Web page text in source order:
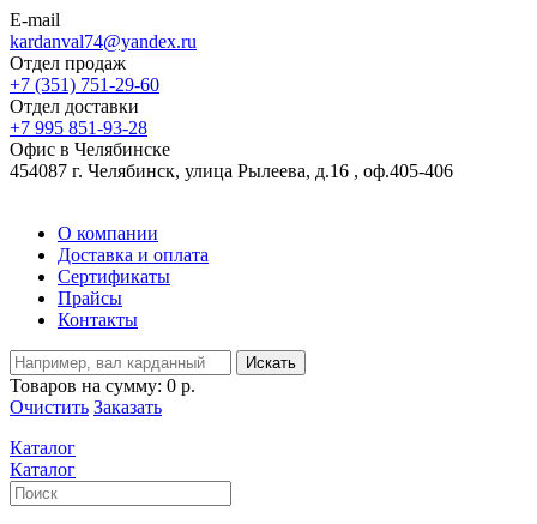
E-mail
kardanval74@yandex.ru
Отдел продаж
+7 (351) 751-29-60
Отдел доставки
+7 995 851-93-28
Офис в Челябинске
454087 г. Челябинск, улица Рылеева, д.16 , оф.405-406
О компании
Доставка и оплата
Сертификаты
Прайсы
Контакты
Искать
Товаров на сумму: 0 р.
Очистить Заказать
Каталог
Каталог